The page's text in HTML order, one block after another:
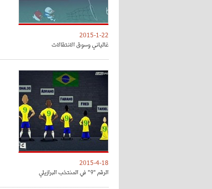
2015-1-22
غالياني وسوق الانتقالات
2015-4-18
الرقم "9" في المنتخب البرازيلي